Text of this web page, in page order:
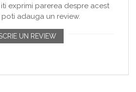
exprimi parerea despre acest
adauga un review.
UN REVIEW